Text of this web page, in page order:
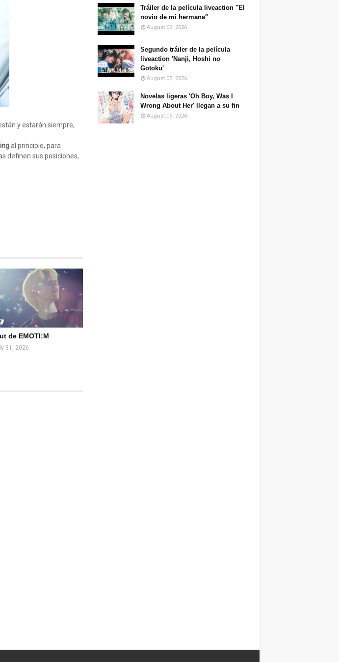
y estarán siempre,
al principio, para
definen sus posiciones,
de EMOTI:M
31, 2026
Tráiler de la película liveaction "El
novio de mi hermana"
August 06, 2026
Segundo tráiler de la película
liveaction 'Nanji, Hoshi no
Gotoku'
August 05, 2026
Novelas ligeras 'Oh Boy, Was I
Wrong About Her' llegan a su fin
August 05, 2026